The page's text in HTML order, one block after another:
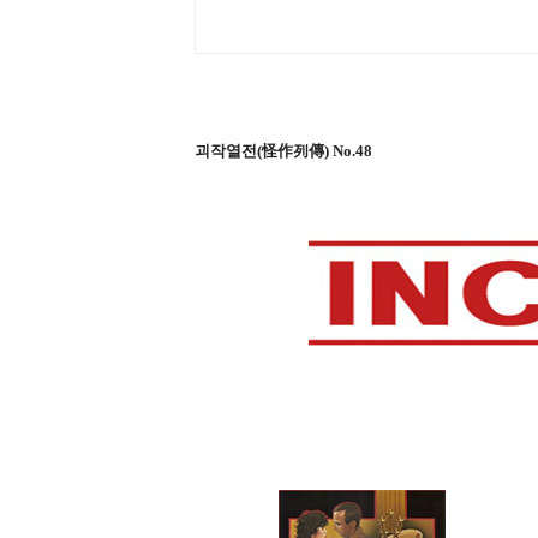
괴작열전(怪作列傳) No.48